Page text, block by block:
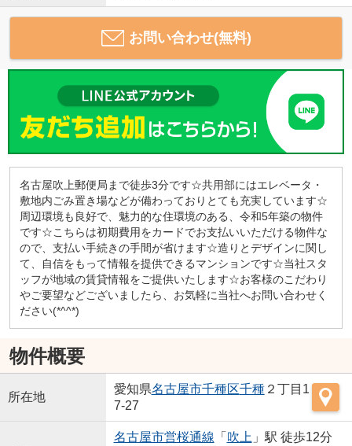
お問い合わせ(無料)
名古屋吹上郵便局まで徒歩3分です☆共用部にはエレベータ・
敷地内ごみ置き場などが備わっておりとても充実しています☆
周辺環境も良好で、魅力的な住環境のある、令和5年築の物件
です☆こちらは初期費用をカードでお支払いいただける物件な
ので、支払い手続きの手間が省けます☆造りとデザインに関し
て、自信をもって情報を提供できるマンションです☆当社スタ
ッフが地域の賃貸情報をご提供いたします☆お客様のこだわり
やご要望などございましたら、お気軽に当社へお問い合わせく
ださい(*^^*)
物件概要
所在地
愛知県名古屋市千種区千種２丁目1
7-27
名古屋市営桜通線 「 吹上」駅 徒歩12分